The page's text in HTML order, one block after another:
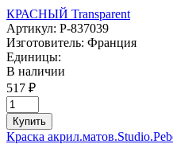
КРАСНЫЙ Transparent
Артикул: P-837039
Изготовитель: Франция
Единицы:
В наличии
517 ₽
Купить
Краска